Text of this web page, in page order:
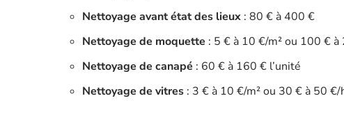
Nettoyage avant état des lieux : 80 € à 400 €
Nettoyage de moquette : 5 € à 10 €/m² ou 100 €
Nettoyage de canapé : 60 € à 160 € l’unité
Nettoyage de vitres : 3 € à 10 €/m² ou 30 € à 50 €/